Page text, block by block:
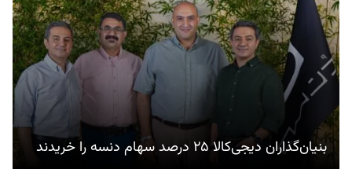
بنیان‌گذاران دیجی‌کالا ۲۵ درصد سهام دنسه را خریدند